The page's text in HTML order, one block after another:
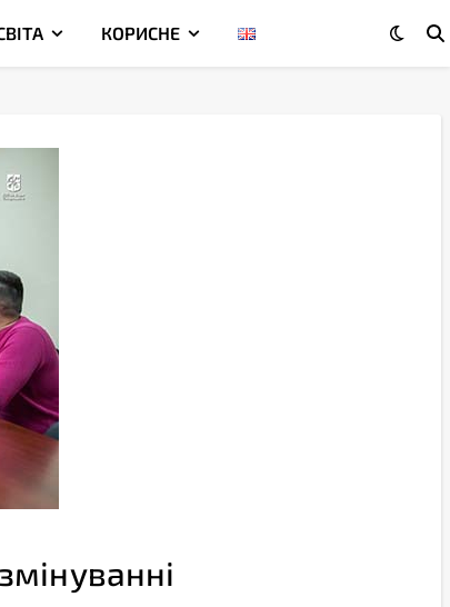
КОРИСНЕ